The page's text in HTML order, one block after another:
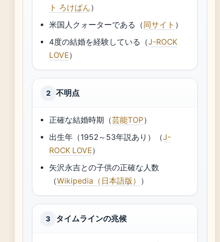
ト ろけぱん）
米国人クォーターである（同サイト ）
4度の結婚を経験している（J-ROCK
LOVE）
2 不明点
正確な結婚時期（芸能TOP）
出生年（1952～53年説あり）（J-
ROCK LOVE）
矢沢永吉との子供の正確な人数
（Wikipedia（日本語版） ）
3 タイムラインの兆候